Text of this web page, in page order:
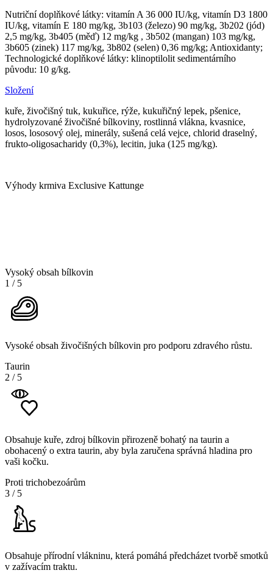
Nutriční doplňkové látky: vitamín A 36 000 IU/kg, vitamín D3 1800
IU/kg, vitamín E 180 mg/kg, 3b103 (železo) 90 mg/kg, 3b202 (jód)
2,5 mg/kg, 3b405 (měď) 12 mg/kg , 3b502 (mangan) 103 mg/kg,
3b605 (zinek) 117 mg/kg, 3b802 (selen) 0,36 mg/kg; Antioxidanty;
Technologické doplňkové látky: klinoptilolit sedimentárního
původu: 10 g/kg.
Složení
kuře, živočišný tuk, kukuřice, rýže, kukuřičný lepek, pšenice,
hydrolyzované živočišné bílkoviny, rostlinná vlákna, kvasnice,
losos, lososový olej, minerály, sušená celá vejce, chlorid draselný,
frukto-oligosacharidy (0,3%), lecitin, juka (125 mg/kg).
Výhody krmiva Exclusive Kattunge
Vysoký obsah bílkovin
1 / 5
Vysoké obsah živočišných bílkovin pro podporu zdravého růstu.
Taurin
2 / 5
Obsahuje kuře, zdroj bílkovin přirozeně bohatý na taurin a
obohacený o extra taurin, aby byla zaručena správná hladina pro
vaši kočku.
Proti trichobezoárům
3 / 5
Obsahuje přírodní vlákninu, která pomáhá předcházet tvorbě smotků
v zažívacím traktu.